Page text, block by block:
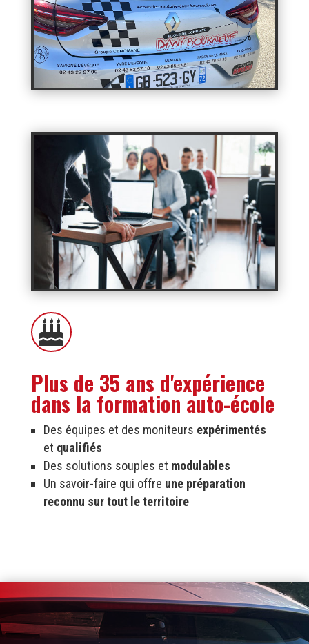

Plus de 35 ans d'expérience
dans la formation auto-école
Des équipes et des moniteurs expérimentés
et qualifiés
Des solutions souples et modulables
Un savoir-faire qui offre une préparation
reconnu sur tout le territoire